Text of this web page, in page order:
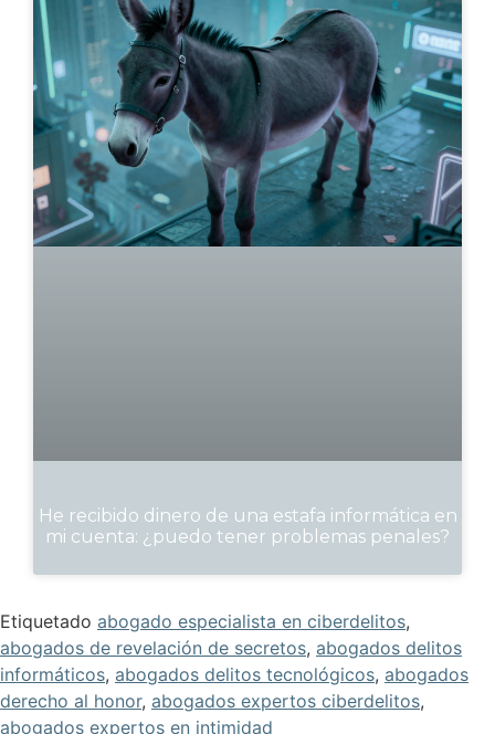
He recibido dinero de una estafa informática en
mi cuenta: ¿puedo tener problemas penales?
Etiquetado abogado especialista en ciberdelitos,
abogados de revelación de secretos, abogados delitos
informáticos, abogados delitos tecnológicos, abogados
derecho al honor, abogados expertos ciberdelitos,
abogados expertos en intimidad